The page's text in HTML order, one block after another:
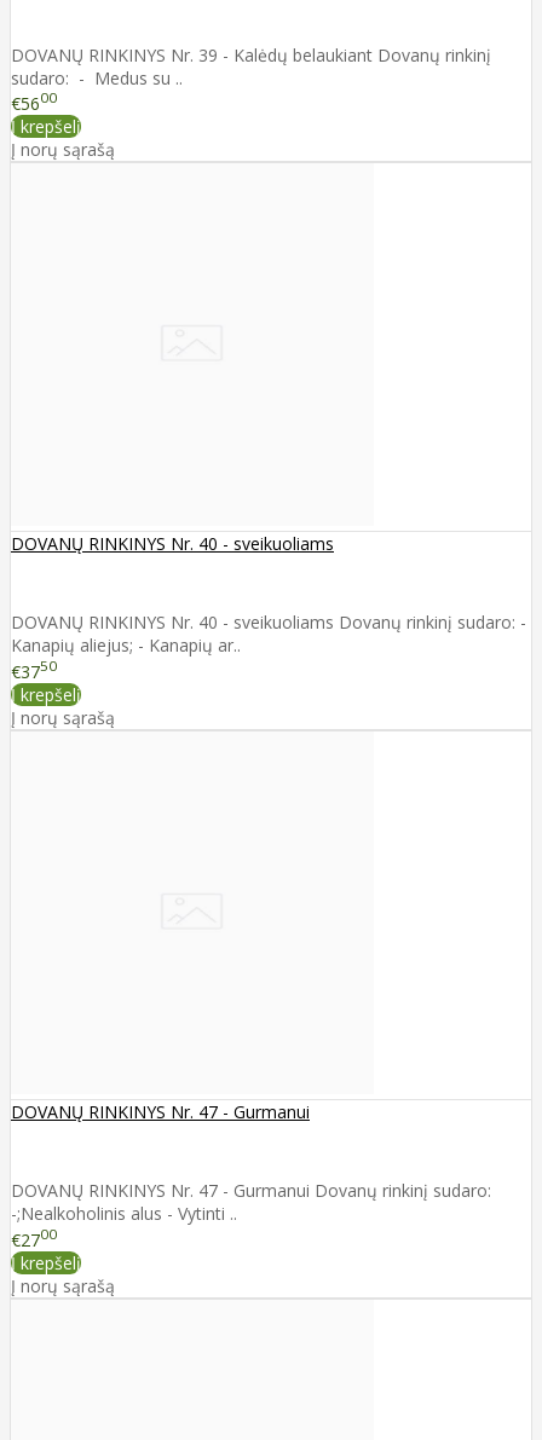
DOVANŲ RINKINYS Nr. 39 - Kalėdų belaukiant Dovanų rinkinį
sudaro: - Medus su ..
€5600
Į krepšelį
Į norų sąrašą
DOVANŲ RINKINYS Nr. 40 - sveikuoliams
DOVANŲ RINKINYS Nr. 40 - sveikuoliams Dovanų rinkinį sudaro: -
Kanapių aliejus; - Kanapių ar..
€3750
Į krepšelį
Į norų sąrašą
DOVANŲ RINKINYS Nr. 47 - Gurmanui
DOVANŲ RINKINYS Nr. 47 - Gurmanui Dovanų rinkinį sudaro:
-;Nealkoholinis alus - Vytinti ..
€2700
Į krepšelį
Į norų sąrašą